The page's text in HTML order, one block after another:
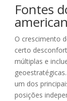
Fontes
O crescimento
certo
múltiplas e
um dos
posições